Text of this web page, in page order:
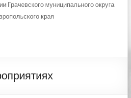
Грачевского муниципального округа
края